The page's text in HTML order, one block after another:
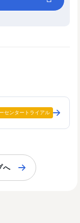
センタートライアル
へ